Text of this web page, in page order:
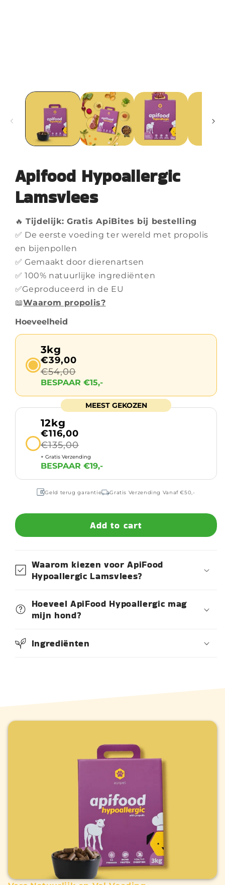
Apifood Hypoallergic
Lamsvlees
🔥Tijdelijk: Gratis ApiBites bij bestelling
✅ De eerste voeding ter wereld met propolis
en bijenpollen
✅ Gemaakt door dierenartsen
✅ 100% natuurlijke ingrediënten
✅Geproduceerd in de EU
📖Waarom propolis?
Hoeveelheid
3kg
€39,00
€54,00
BESPAAR €15,-
12kg
€116,00
€135,00
+ Gratis Verzending
BESPAAR €19,-
MEEST GEKOZEN
Geld terug garantie Gratis Verzending Vanaf €50,-
Add to cart
Waarom kiezen voor ApiFood
Hypoallergic Lamsvlees?
Hoeveel ApiFood Hypoallergic mag
mijn hond?
Ingrediënten